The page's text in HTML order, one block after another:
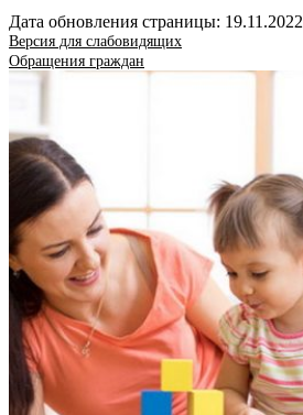
Дата обновления страницы: 19.11.2022
Версия для слабовидящих
Обращения граждан